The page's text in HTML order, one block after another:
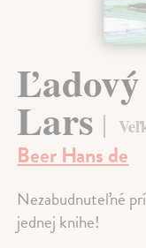
Lars
Beer Hans de
Nezabudnuteľné
jednej knihe!